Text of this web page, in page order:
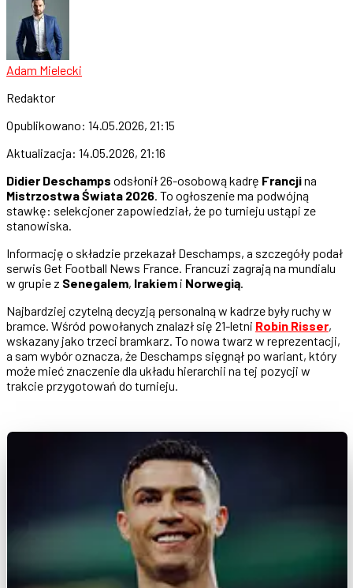
Adam Mielecki
Redaktor
Opublikowano: 14.05.2026, 21:15
Aktualizacja: 14.05.2026, 21:16
Didier Deschamps odsłonił 26-osobową kadrę Francjina
Mistrzostwa Świata 2026. To ogłoszenie ma podwójną
stawkę: selekcjoner zapowiedział, że po turnieju ustąpi ze
stanowiska.
Informację o składzie przekazał Deschamps, a szczegóły podał
serwis Get Football News France. Francuzi zagrają na mundialu
w grupie z Senegalem, Irakiem i Norwegią.
Najbardziej czytelną decyzją personalną w kadrze były ruchy w
bramce. Wśród powołanych znalazł się 21-letni Robin Risser,
wskazany jako trzeci bramkarz. To nowa twarz w reprezentacji,
a sam wybór oznacza, że Deschamps sięgnął po wariant, który
może mieć znaczenie dla układu hierarchii na tej pozycji w
trakcie przygotowań do turnieju.